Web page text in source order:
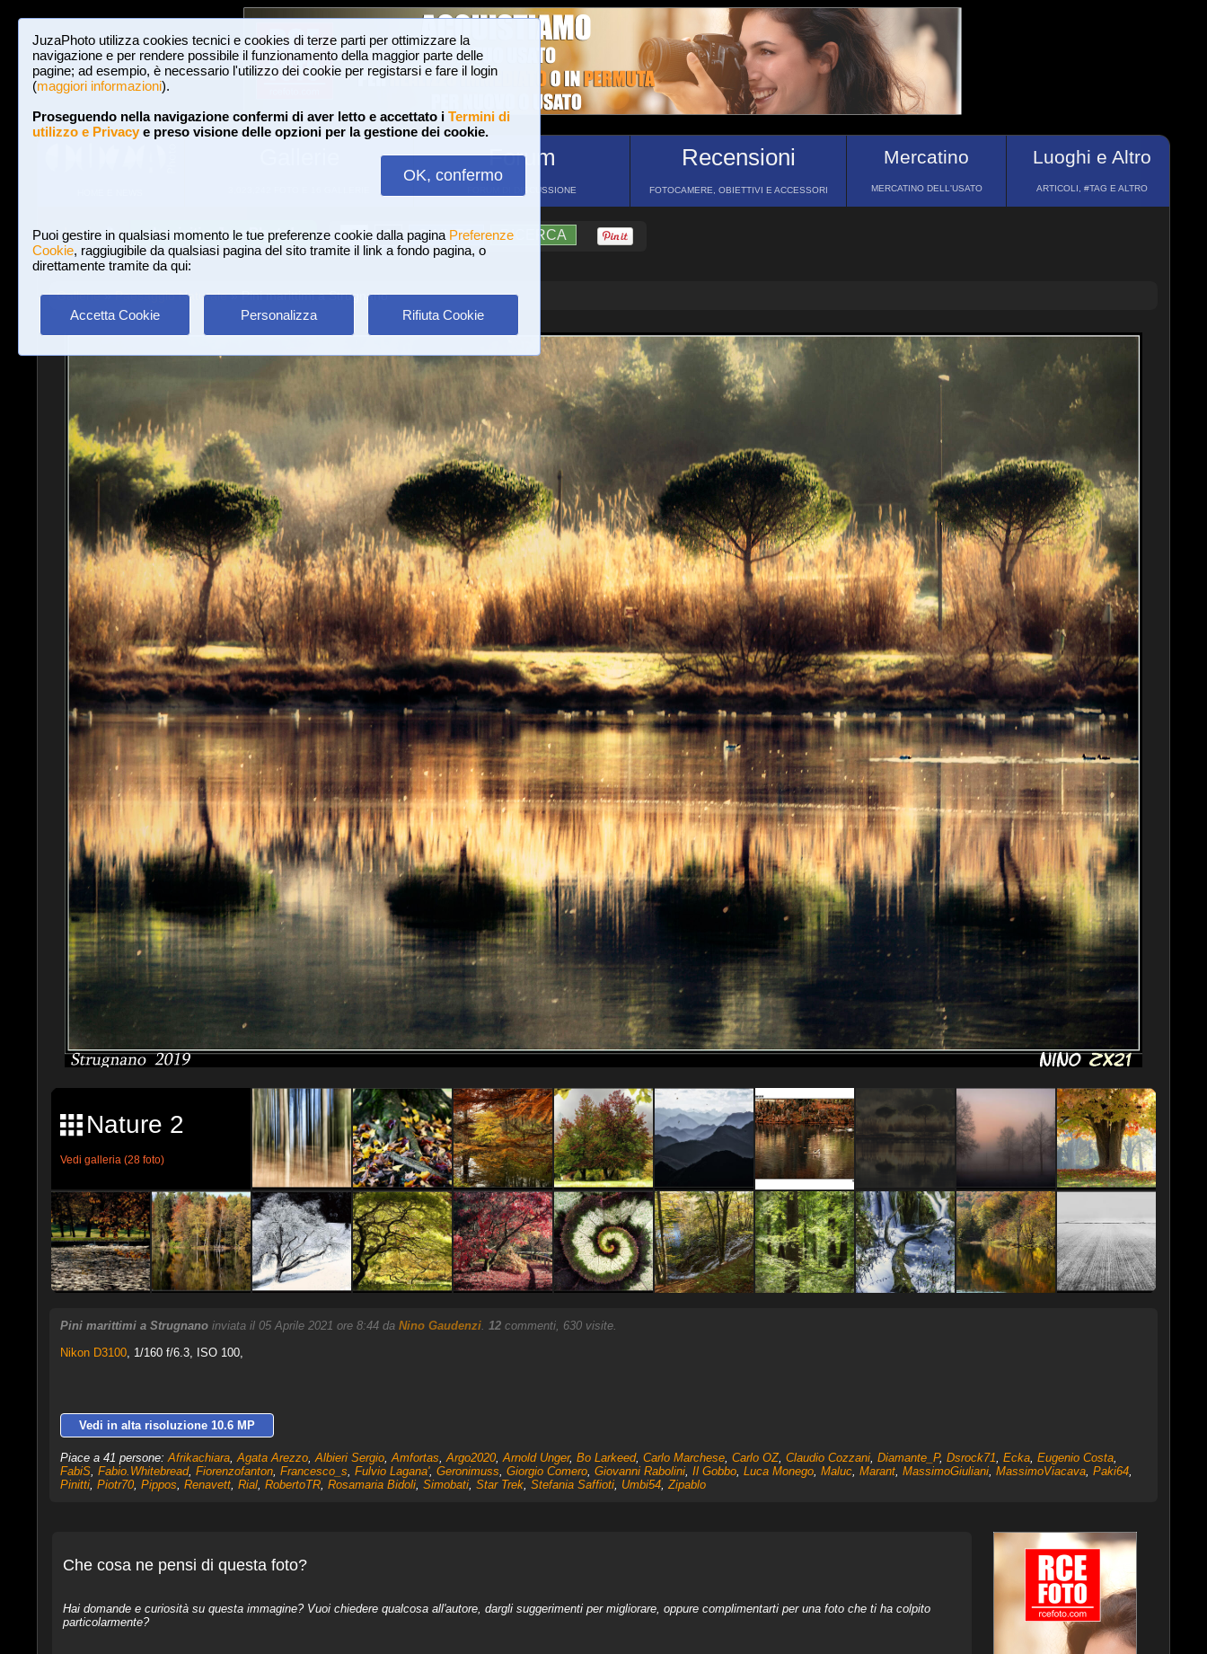
JuzaPhoto utilizza cookies tecnici e cookies di terze parti per ottimizzare la
navigazione e per rendere possibile il funzionamento della maggior parte delle
pagine; ad esempio, è necessario l'utilizzo dei cookie per registarsi e fare il login
(maggiori informazioni).
Proseguendo nella navigazione confermi di aver letto e accettato i Termini di
utilizzo e Privacye preso visione delle opzioni per la gestione dei cookie.
OK, confermo
Puoi gestire in qualsiasi momento le tue preferenze cookie dalla pagina Preferenze
Cookie, raggiugibile da qualsiasi pagina del sito tramite il link a fondo pagina, o
direttamente tramite da qui:
Accetta Cookie Personalizza Rifiuta Cookie
Forum
FORUM DI DISCUSSIONE
Recensioni
FOTOCAMERE, OBIETTIVI E ACCESSORI
Mercatino
MERCATINO DELL'USATO
Luoghi e Altro
ARTICOLI, #TAG E ALTRO
Login Iscriviti a JuzaPhoto! A A ?AIUTO RICERCA
Gallerie»Paesaggio Naturale» Pini marittimi a Strugnano
Nature 2
Vedi galleria (28 foto)
Pini marittimi a Strugnano inviata il 05 Aprile 2021 ore 8:44 da Nino Gaudenzi. 12commenti, 630 visite.
Nikon D3100, 1/160 f/6.3, ISO 100,
Vedi in alta risoluzione 10.6 MP
Piace a 41 persone:Afrikachiara,Agata Arezzo,Albieri Sergio,Amfortas,Argo2020,Arnold Unger, Bo Larkeed, Carlo Marchese, Carlo OZ, Claudio Cozzani, Diamante_P, Dsrock71, Ecka, Eugenio Costa,
FabiS, Fabio.Whitebread, Fiorenzofanton, Francesco_s, Fulvio Lagana', Geronimuss, Giorgio Comero, Giovanni Rabolini, Il Gobbo, Luca Monego, Maluc, Marant, MassimoGiuliani, MassimoViacava, Paki64,
Pinitti, Piotr70, Pippos, Renavett, Rial, RobertoTR, Rosamaria Bidoli, Simobati, Star Trek, Stefania Saffioti, Umbi54,Zipablo
Che cosa ne pensi di questa foto?
Hai domande e curiosità su questa immagine? Vuoi chiedere qualcosa all'autore, dargli suggerimenti per migliorare, oppure complimentarti per una foto che ti ha colpito
particolarmente?